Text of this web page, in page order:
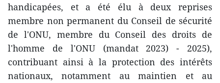
handicapées, et a été élu à deux reprises
membre non permanent du Conseil de sécurité
de l'ONU, membre du Conseil des droits de
l'homme de l'ONU (mandat 2023) - 2025),
contribuant ainsi à la protection des intérêts
nationaux, notamment au maintien et au